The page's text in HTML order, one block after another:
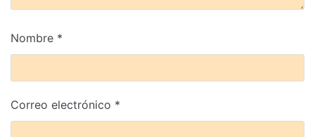
Nombre *
Correo electrónico *